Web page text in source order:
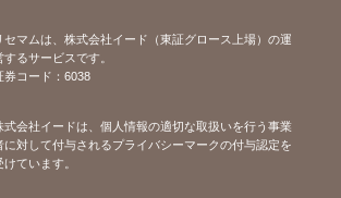
セマムは、株式会社イード（東証グロース上場）の運
するサービスです。
券コード：6038
式会社イードは、個人情報の適切な取扱いを行う事業
に対して付与されるプライバシーマークの付与認定を
けています。